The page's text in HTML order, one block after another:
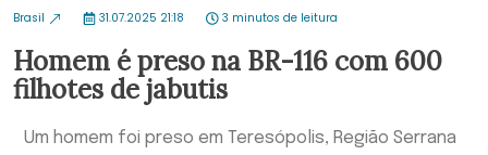
Brasil 31.07.2025 21:18 3 minutos de leitura
Homem é preso na BR-116 com 600
filhotes de jabutis
Um homem foi preso em Teresópolis, Região Serrana